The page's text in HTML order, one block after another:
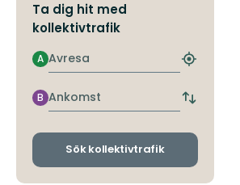
Ta dig hit med
kollektivtrafik
Avresa
A
Hitta
hållplats
Ankomst
B
Byt
och
Sök kollektivtrafik